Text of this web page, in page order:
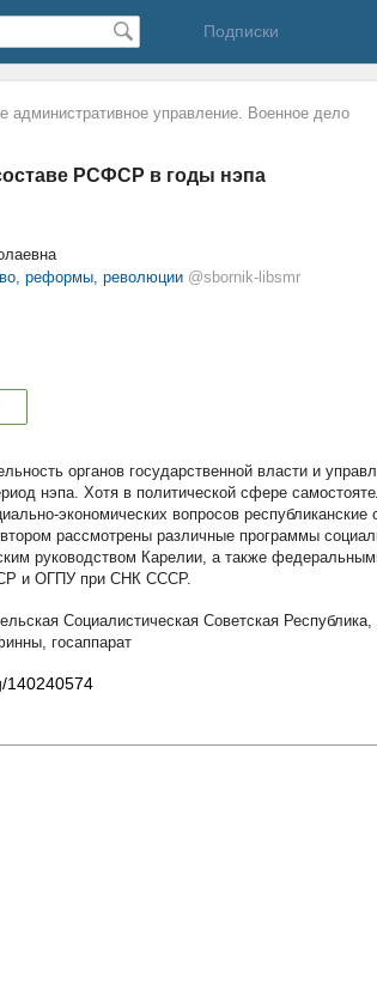
Подписки
административное управление. Военное дело
РСФСР в годы нэпа
реформы, революции @sbornik-libsmr
органов государственной власти и
нэпа. Хотя в политической сфере
экономических вопросов
рассмотрены различные программы
руководством Карелии, а также
и ОГПУ при СНК СССР.
Социалистическая Советская Республика,
, госаппарат
140240574